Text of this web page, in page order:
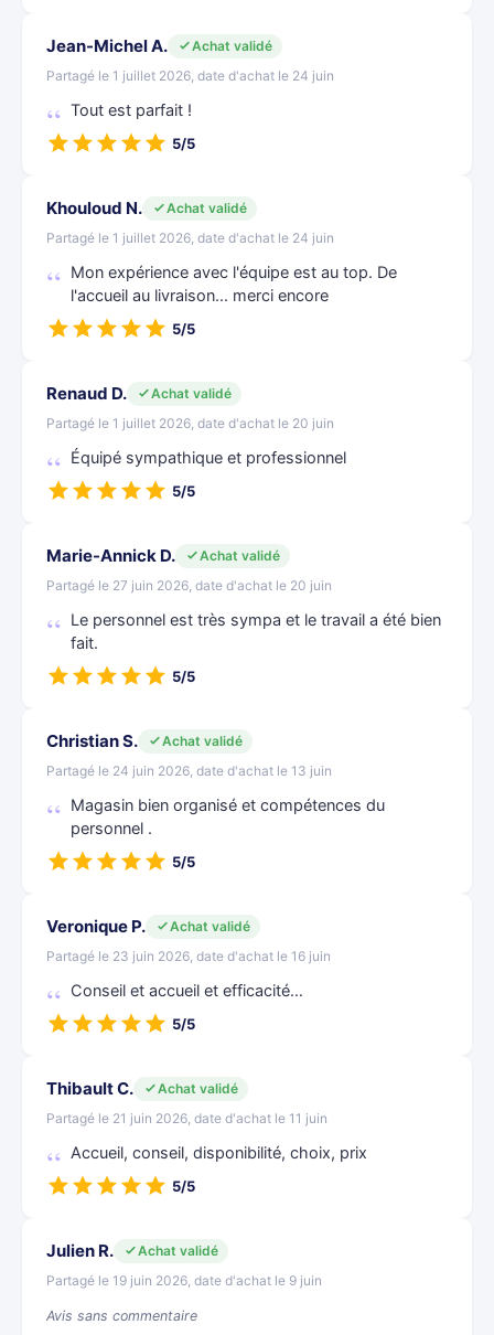
Jean-Michel A.
Achat validé
Partagé le 1 juillet 2026, date d'achat le 24 juin
Tout est parfait !
5/5
Khouloud N.
Achat validé
Partagé le 1 juillet 2026, date d'achat le 24 juin
Mon expérience avec l'équipe est au top. De
l'accueil au livraison... merci encore
5/5
Renaud D.
Achat validé
Partagé le 1 juillet 2026, date d'achat le 20 juin
Équipé sympathique et professionnel
5/5
Marie-Annick D.
Achat validé
Partagé le 27 juin 2026, date d'achat le 20 juin
Le personnel est très sympa et le travail a été bien
fait.
5/5
Christian S.
Achat validé
Partagé le 24 juin 2026, date d'achat le 13 juin
Magasin bien organisé et compétences du
personnel .
5/5
Veronique P.
Achat validé
Partagé le 23 juin 2026, date d'achat le 16 juin
Conseil et accueil et efficacité…
5/5
Thibault C.
Achat validé
Partagé le 21 juin 2026, date d'achat le 11 juin
Accueil, conseil, disponibilité, choix, prix
5/5
Julien R.
Achat validé
Partagé le 19 juin 2026, date d'achat le 9 juin
Avis sans commentaire